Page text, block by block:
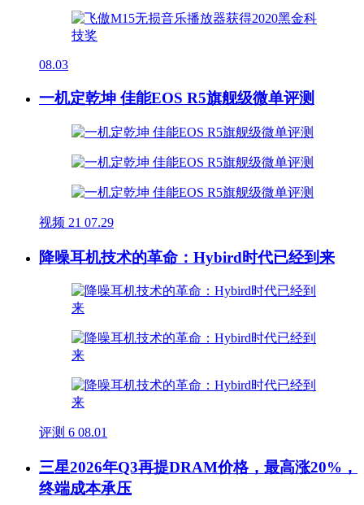
08.03
一机定乾坤 佳能EOS R5旗舰级微单评测
视频 21 07.29
降噪耳机技术的革命：Hybird时代已经到来
评测 6 08.01
三星2026年Q3再提DRAM价格，最高涨20%，
终端成本承压